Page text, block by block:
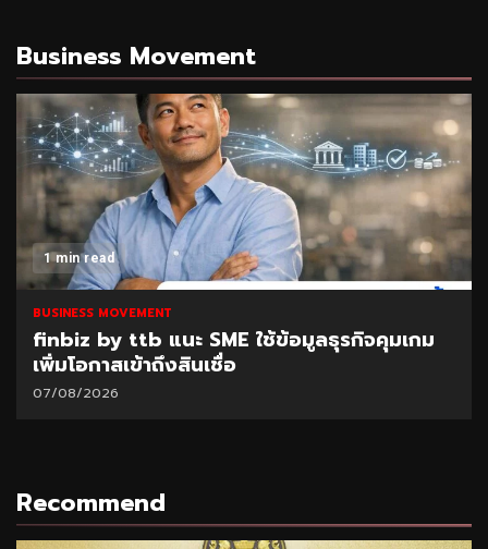
Business Movement
1 min read
BUSINESS MOVEMENT
finbiz by ttb แนะ SME ใช้ข้อมูลธุรกิจคุมเกม
เพิ่มโอกาสเข้าถึงสินเชื่อ
07/08/2026
Recommend